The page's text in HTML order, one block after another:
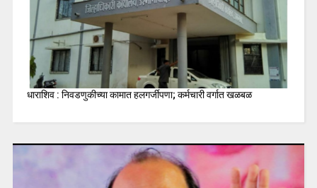
धाराशिव : निवडणुकीच्या कामात हलगर्जीपणा; कर्मचारी वर्गात खळबळ